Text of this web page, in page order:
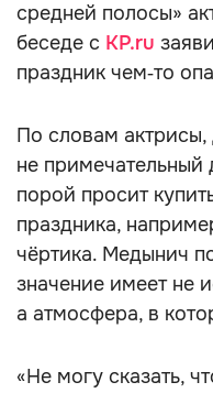
средней полосы»
беседе с KP.ru
праздник чем‑то
По словам
не примечательный
порой просит
праздника,
чёртика. Медынич
значение имеет не
а атмосфера, в
«Не могу сказать,